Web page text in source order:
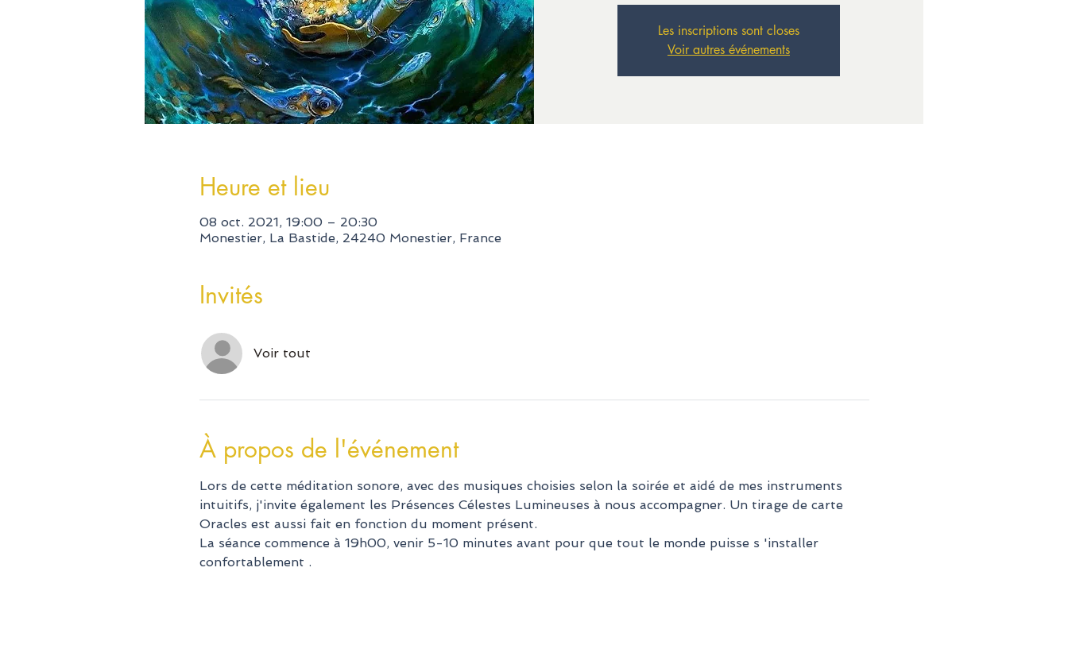
Les inscriptions sont closes
Voir autres événements
Heure et lieu
08 oct. 2021, 19:00 – 20:30
Monestier, La Bastide, 24240 Monestier, France
Invités
Voir tout
À propos de l'événement
Lors de cette méditation sonore, avec des musiques choisies selon la soirée et aidé de mes instruments
intuitifs, j'invite également les Présences Célestes Lumineuses à nous accompagner. Un tirage de carte
Oracles est aussi fait en fonction du moment présent.
La séance commence à 19h00, venir 5-10 minutes avant pour que tout le monde puisse s 'installer
confortablement .